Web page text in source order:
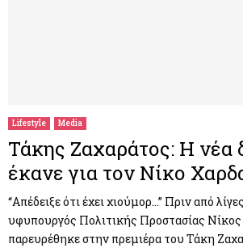
Lifestyle Media
Τάκης Ζαχαράτος: Η νέα
έκανε για τον Νίκο
“Απέδειξε ότι έχει χιούμορ…” Πριν από
υφυπουργός Πολιτικής Προστασίας Νίκος
παρευρέθηκε στην πρεμιέρα του Τάκη